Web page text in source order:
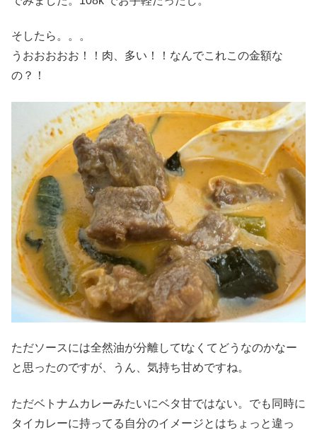
そしたら。。。
うおおおおお！！肉、多い！！なんでこれこの金額な
の？！
ただソースには全然油が分離してtなくてどうなのかなー
と思ったのですが、うん、気持ち甘めですね。
ただベトナムカレーみたいにベタ甘ではない。でも同時に
タイカレーに持ってる自分のイメージとはちょっと違っ